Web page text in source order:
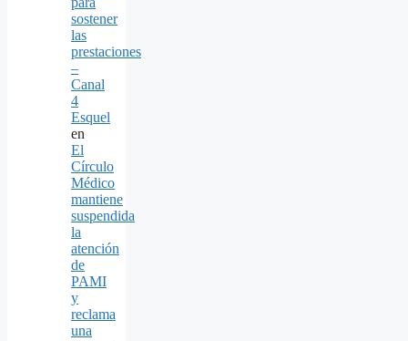
sostener
las
prestaciones
–
Canal
4
Esquel
en
El
Círculo
Médico
mantiene
suspendida
la
atención
de
PAMI
y
reclama
una